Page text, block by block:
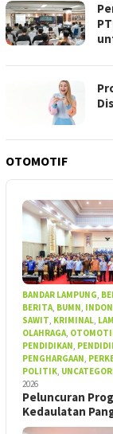
OTOMOTIF
BANDAR LAMPUNG
BERITA BUMN
SAWIT KRIMINAL
OLAHRAGA
PENDIDIKAN
PENGHARGAAN
POLITIK
2026
Peluncuran
Kedaulatan